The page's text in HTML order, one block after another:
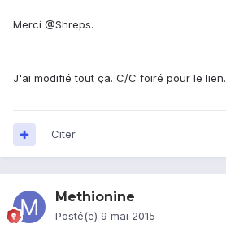
Merci @Shreps.
J'ai modifié tout ça. C/C foiré pour le lien.
Citer
Methionine
Posté(e) 9 mai 2015